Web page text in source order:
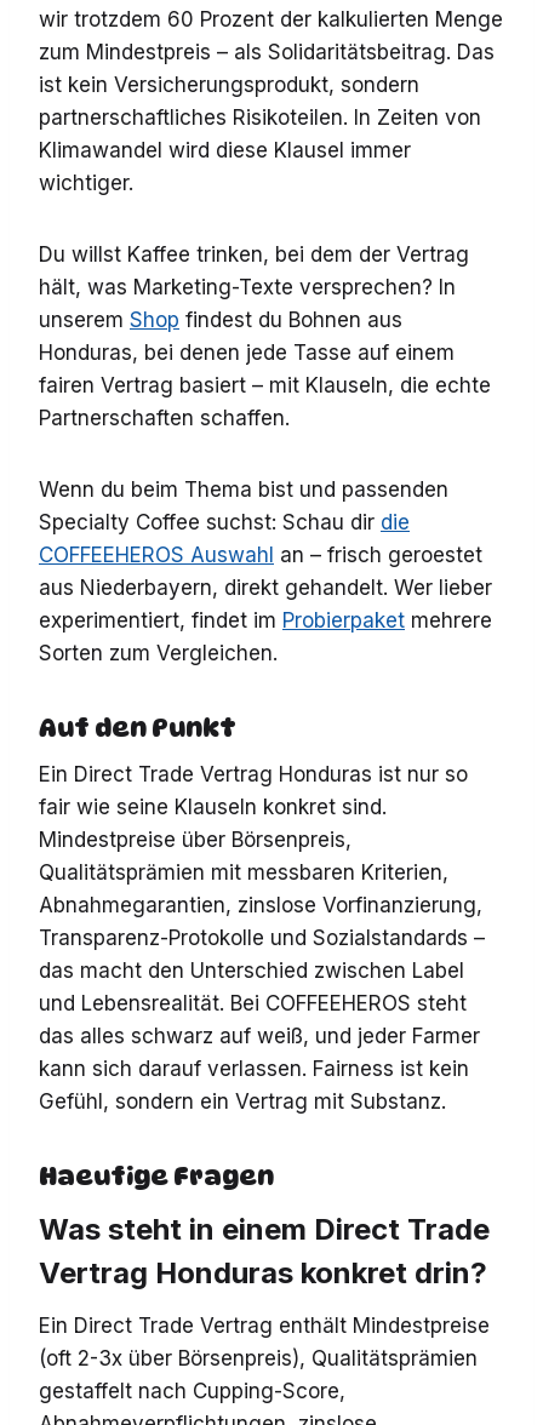
wir trotzdem 60 Prozent der kalkulierten Menge
zum Mindestpreis – als Solidaritätsbeitrag. Das
ist kein Versicherungsprodukt, sondern
partnerschaftliches Risikoteilen. In Zeiten von
Klimawandel wird diese Klausel immer
wichtiger.
Du willst Kaffee trinken, bei dem der Vertrag
hält, was Marketing-Texte versprechen? In
unserem Shop findest du Bohnen aus
Honduras, bei denen jede Tasse auf einem
fairen Vertrag basiert – mit Klauseln, die echte
Partnerschaften schaffen.
Wenn du beim Thema bist und passenden
Specialty Coffee suchst: Schau dir die
COFFEEHEROS Auswahl an – frisch geroestet
aus Niederbayern, direkt gehandelt. Wer lieber
experimentiert, findet im Probierpaket mehrere
Sorten zum Vergleichen.
Auf den Punkt
Ein Direct Trade Vertrag Honduras ist nur so
fair wie seine Klauseln konkret sind.
Mindestpreise über Börsenpreis,
Qualitätsprämien mit messbaren Kriterien,
Abnahmegarantien, zinslose Vorfinanzierung,
Transparenz-Protokolle und Sozialstandards –
das macht den Unterschied zwischen Label
und Lebensrealität. Bei COFFEEHEROS steht
das alles schwarz auf weiß, und jeder Farmer
kann sich darauf verlassen. Fairness ist kein
Gefühl, sondern ein Vertrag mit Substanz.
Haeufige Fragen
Was steht in einem Direct Trade
Vertrag Honduras konkret drin?
Ein Direct Trade Vertrag enthält Mindestpreise
(oft 2-3x über Börsenpreis), Qualitätsprämien
gestaffelt nach Cupping-Score,